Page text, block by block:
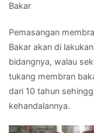
Bakar
Pemasangan
Bakar akan di
bidangnya, walau
tukang membran
dari 10 tahun
kehandalannya.